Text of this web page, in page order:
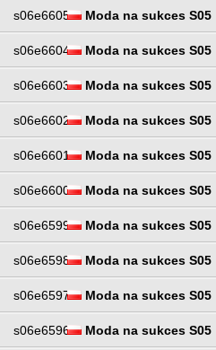
s06e6605 Moda na sukces S05
s06e6604 Moda na sukces S05
s06e6603 Moda na sukces S05
s06e6602 Moda na sukces S05
s06e6601 Moda na sukces S05
s06e6600 Moda na sukces S05
s06e6599 Moda na sukces S05
s06e6598 Moda na sukces S05
s06e6597 Moda na sukces S05
s06e6596 Moda na sukces S05